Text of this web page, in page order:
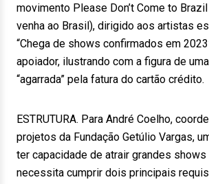
movimento Please Don’t Come to
venha ao Brasil), dirigido aos artistas
“Chega de shows confirmados em
apoiador, ilustrando com a figura de
“agarrada” pela fatura do cartão crédito.
ESTRUTURA. Para André Coelho,
projetos da Fundação Getúlio Vargas,
ter capacidade de atrair grandes
necessita cumprir dois principais